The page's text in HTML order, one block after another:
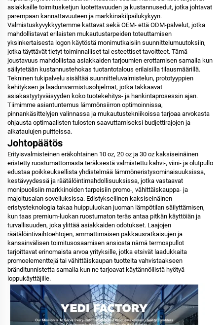
asiakkaille toimitusketjun luotettavuuden ja kustannusedut, jotka johtavat
parempaan kannattavuuteen ja markkinakilpailukykyyn.
Valmistuskyvykkyytemme kattavat sekä OEM- että ODM-palvelut, jotka
mahdollistavat erilaisten mukautustarpeiden toteuttamisen
yksinkertaisesta logon käytöstä monimutkaisiin suunnittelumuutoksiin,
jotka täyttävät tietyt toiminnalliset tai esteettiset tavoitteet. Tämä
joustavuus mahdollistaa asiakkaiden tarjoumien erottamisen samalla kun
säilytetään kustannustehokas tuotantotalous erilaisilla tilausmäärillä.
Tekninen tukipalvelu sisältää suunnitteluvalmistelun, prototyyppien
kehityksen ja laadunvarmistusohjelmat, jotka takkaavat
asiakastyytyväisyyden koko tuotekehitys- ja hankintaprosessin ajan.
Tiimimme asiantuntemus lämmönsiirron optimoinnissa,
pinnankäsittelyjen valinnassa ja mukautustekniikoissa tarjoaa arvokasta
ohjausta optimaalisten tulosten saavuttamiseksi budjettirajojen ja
aikataulujen puitteissa.
Johtopäätös
Erityisvalmisteinen eräkohtainen 10 oz, 20 oz ja 30 oz kaksiseinäinen
eristetty ruostumattomasta teräksestä valmistettu kahvi-, viini- ja olutpullo
edustaa poikkeuksellista yhdistelmää lämmöneristysominaisuuksissa,
kestävyydessä ja räätälöintimahdollisuuksissa, jotka vastaavat
monipuolisiin markkinoiden tarpeisiin promo-, vähittäiskauppa- ja
majoitusalan sovelluksissa. Edistyksellinen kaksiseinäinen
eristysteknologia takaa huippuluokan juoman lämpötilan säilyttämisen,
kun taas premium-luokan ruostumaton teräs antaa pitkän käyttöiän ja
turvallisuuden, joka ylittää asiakkaiden odotukset. Laajojen
räätälöintivaihtoehtojen, ammattimaisen pakkausratkaisujen ja
kansainvälisen toimitusosaamisen ansiosta nämä termospullot
tarjoittavat erinomaista arvoa yrityksille, jotka etsivät laadukkaita
promoelementtejä tai vähittäiskaupan tuotteita vahvistaakseen
bränditunnistetta samalla kun ne tarjoavat käytännöllistä hyötyä
loppukäyttäjille.